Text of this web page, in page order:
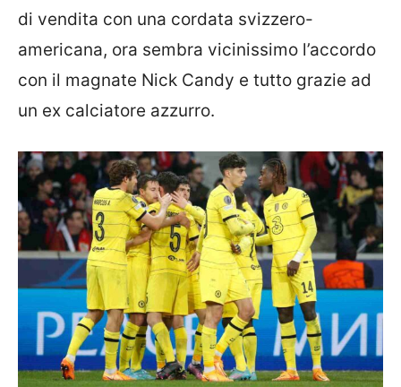
di vendita con una cordata svizzero-
americana, ora sembra vicinissimo l’accordo
con il magnate Nick Candy e tutto grazie ad
un ex calciatore azzurro.